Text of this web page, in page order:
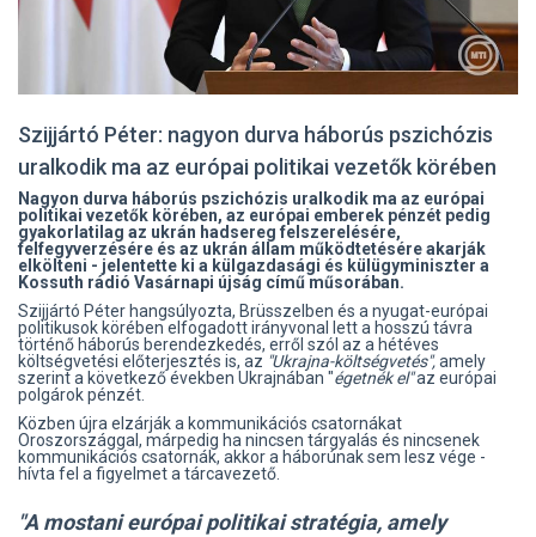
Szijjártó Péter: nagyon durva háborús pszichózis
uralkodik ma az európai politikai vezetők körében
Nagyon durva háborús pszichózis uralkodik ma az európai
politikai vezetők körében, az európai emberek pénzét pedig
gyakorlatilag az ukrán hadsereg felszerelésére,
felfegyverzésére és az ukrán állam működtetésére akarják
elkölteni - jelentette ki a külgazdasági és külügyminiszter a
Kossuth rádió Vasárnapi újság című műsorában.
Szijjártó Péter hangsúlyozta, Brüsszelben és a nyugat-európai
politikusok körében elfogadott irányvonal lett a hosszú távra
történő háborús berendezkedés, erről szól az a hétéves
költségvetési előterjesztés is, az "Ukrajna-költségvetés",amely
szerint a következő években Ukrajnában "égetnék el"az európai
polgárok pénzét.
Közben újra elzárják a kommunikációs csatornákat
Oroszországgal, márpedig ha nincsen tárgyalás és nincsenek
kommunikációs csatornák, akkor a háborúnak sem lesz vége -
hívta fel a figyelmet a tárcavezető.
"A mostani európai politikai stratégia, amely